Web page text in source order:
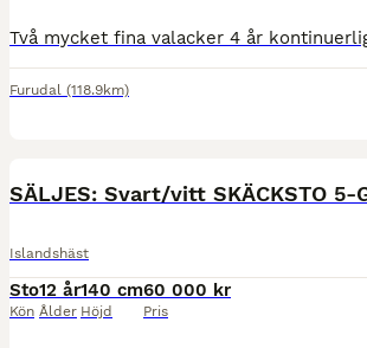
Furudal (118.9km)
SÄLJES: Svart/vitt SKÄCKSTO 5-
Islandshäst
Sto
Kön
12 år
Ålder
140 cm
Höjd
60 000 kr
Pris